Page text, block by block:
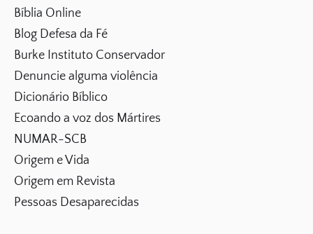
Bíblia Online
Blog Defesa da Fé
Burke Instituto Conservador
Denuncie alguma violência
Dicionário Bíblico
Ecoando a voz dos Mártires
NUMAR-SCB
Origem e Vida
Origem em Revista
Pessoas Desaparecidas